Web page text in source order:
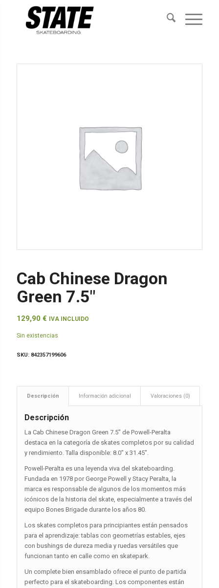
Cab Chinese Dragon
Green 7.5″
129,90 € IVA INCLUIDO
Sin existencias
SKU: 842357199606
Descripción Información adicional Valoraciones (0)
Descripción
La Cab Chinese Dragon Green 7.5″ de Powell-Peralta
destaca en la categoría de skates completos por su calidad
y rendimiento. Talla disponible: 8.0″ x 31.45″.
Powell-Peralta es una leyenda viva del skateboarding.
Fundada en 1978 por George Powell y Stacy Peralta, la
marca es responsable de algunos de los momentos más
icónicos de la historia del skate, especialmente a través del
equipo Bones Brigade durante los años 80.
Los skates completos para principiantes están pensados
para el aprendizaje: tablas con geometrías estables, ejes
con bushings de dureza media y ruedas versátiles que
funcionan tanto en calle como en skatepark.
Un complete bien ensamblado ofrece el punto de partida
perfecto para el skateboarding. Los componentes están